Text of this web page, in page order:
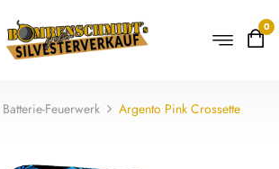
0
Batterie-Feuerwerk Argento Pink Crossette